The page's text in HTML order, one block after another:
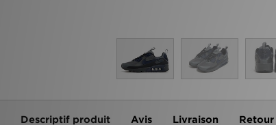
Descriptif produit Avis Livraison Retour